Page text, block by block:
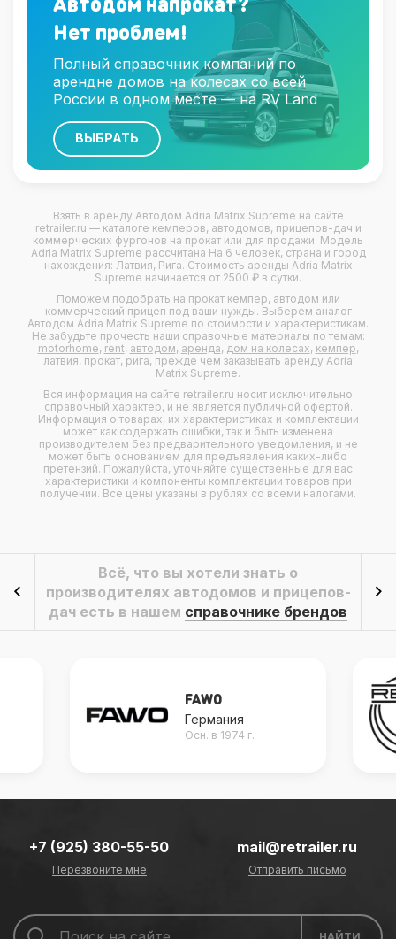
Нет проблем!
Полный справочник компаний по
арендне домов на колесах со всей
России в одном месте — наRV Land
ВЫБРАТЬ
Взять в аренду Автодом Adria Matrix Supreme на сайте
retrailer.ru — каталоге кемперов, автодомов, прицепов-дач и
коммерческих фургонов на прокат или для продажи. Модель
Adria Matrix Supreme рассчитана На 6 человек, страна и город
нахождения: Латвия, Рига. Стоимость аренды Adria Matrix
Supreme начинается от 2500 ₽ в сутки.
Поможем подобрать на прокат кемпер, автодом или
коммерческий прицеп под ваши нужды. Выберем аналог
Автодом Adria Matrix Supreme по стоимости и характеристикам.
Не забудьте прочесть наши справочные материалы по темам:
motorhome, rent, автодом, аренда, дом на колесах, кемпер,
латвия, прокат, рига, прежде чем заказывать аренду Adria
Matrix Supreme.
Вся информация на сайте retrailer.ru носит исключительно
справочный характер, и не является публичной офертой.
Информация о товарах, их характеристиках и комплектации
может как содержать ошибки, так и быть изменена
производителем без предварительного уведомления, и не
может быть основанием для предъявления каких-либо
претензий. Пожалуйста, уточняйте существенные для вас
характеристики и компоненты комплектации товаров при
получении. Все цены указаны в рублях со всеми налогами.
Всё, что вы хотели знать о
производителях автодомов и прицепов-
дач есть в нашем справочнике брендов
FAWO
Германия
Осн. в 1974 г.
+7 (925) 380-55-50
Перезвоните мне
mail@retrailer.ru
Отправить письмо